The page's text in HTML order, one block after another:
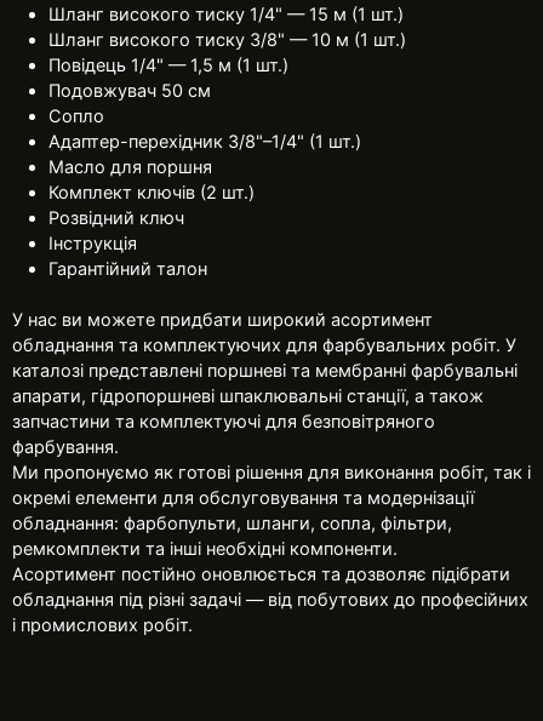
Шланг високого тиску 1/4" — 15 м (1 шт.)
Шланг високого тиску 3/8" — 10 м (1 шт.)
Повідець 1/4" — 1,5 м (1 шт.)
Подовжувач 50 см
Сопло
Адаптер-перехідник 3/8"–1/4" (1 шт.)
Масло для поршня
Комплект ключів (2 шт.)
Розвідний ключ
Інструкція
Гарантійний талон
У нас ви можете придбати широкий асортимент
обладнання та комплектуючих для фарбувальних робіт. У
каталозі представлені поршневі та мембранні фарбувальні
апарати, гідропоршневі шпаклювальні станції, а також
запчастини та комплектуючі для безповітряного
фарбування.
Ми пропонуємо як готові рішення для виконання робіт, так і
окремі елементи для обслуговування та модернізації
обладнання: фарбопульти, шланги, сопла, фільтри,
ремкомплекти та інші необхідні компоненти.
Асортимент постійно оновлюється та дозволяє підібрати
обладнання під різні задачі — від побутових до професійних
і промислових робіт.